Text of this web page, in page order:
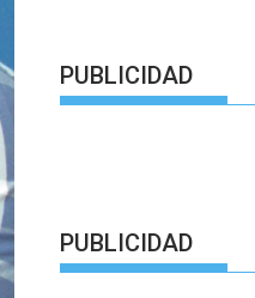
PUBLICIDAD
PUBLICIDAD